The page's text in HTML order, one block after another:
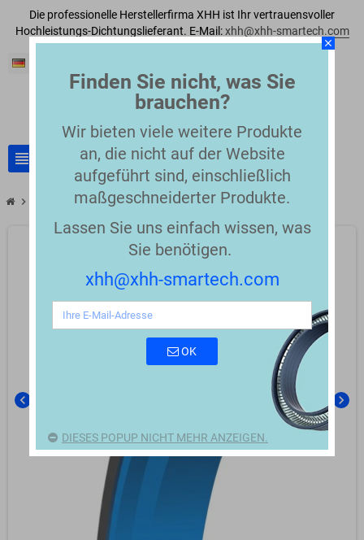
Die professionelle Herstellerfirma XHH ist Ihr vertrauensvoller
Hochleistungs-Dichtungslieferant. E-Mail: xhh@xhh-smartech.com
view_headline
chevron_right Stangendichtungenchevron_right Hochleistungs-Kolbenstangendichtung
chevron_left chevron_right
close
Finden Sie nicht, was Sie
brauchen?
Wir bieten viele weitere Produkte
an, die nicht auf der Website
aufgeführt sind, einschließlich
maßgeschneiderter Produkte.
Lassen Sie uns einfach wissen, was
Sie benötigen.
xhh@xhh-smartech.com
OK
DIESES POPUP NICHT MEHR ANZEIGEN.